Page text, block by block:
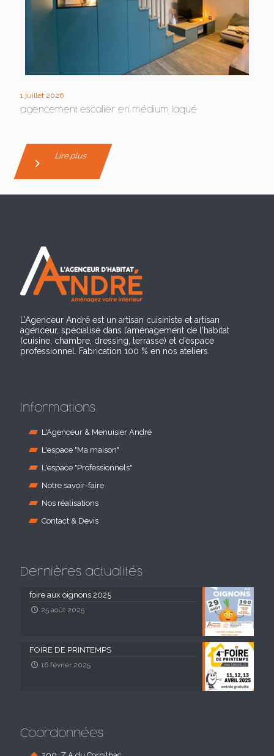
1 juillet 2026
agencement escalier en médium laqué
Lire plus
L’Agenceur André est un artisan cuisiniste et artisan
agenceur, spécialisé dans l’aménagement de l'habitat
(cuisine, chambre, dressing, terrasse) et d’espace
professionnel. Fabrication 100 % en nos ateliers.
Informations
L'Agenceur & Menuisier André
L'espace "Ma maison"
L'espace "Professionnels"
Notre savoir-faire
Nos réalisations
Contact & Devis
Dernières actualités
foire aux oignons 2025
25 août 2025
FOIRE DE PRINTEMPS
16 février 2025
Coordonnées